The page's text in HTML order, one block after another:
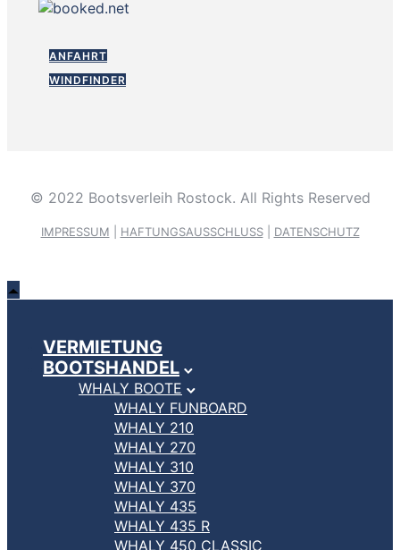
ANFAHRT
WINDFINDER
© 2022 Bootsverleih Rostock. All Rights Reserved
IMPRESSUM HAFTUNGSAUSSCHLUSS| DATENSCHUTZ
VERMIETUNG
BOOTSHANDEL
WHALY BOOTE
WHALY FUNBOARD
WHALY 210
WHALY 270
WHALY 310
WHALY 370
WHALY 435
WHALY 435 R
WHALY 450 CLASSIC